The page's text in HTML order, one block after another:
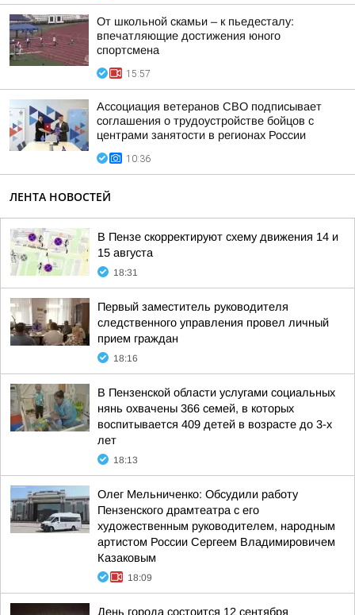
От школьной скамьи – к пьедесталу:
впечатляющие достижения юного
спортсмена
15:57
Ассоциация ветеранов СВО подписывает
соглашения о трудоустройстве бойцов с
центрами занятости в регионах России
10:36
ЛЕНТА НОВОСТЕЙ
В Пензе скорректируют схему движения 14 и
15 августа
18:31
Первый заместитель руководителя
следственного управления провел личный
прием граждан
18:16
В Пензенской области услугами социальных
нянь охвачены 366 семей, в которых
воспитывается 409 детей в возрасте до 3-х
лет
18:13
Олег Мельниченко: Обсудили работу
Пензенского драмтеатра с его
художественным руководителем, народным
артистом России Сергеем Владимировичем
Казаковым
18:09
День города состоится 12 сентября